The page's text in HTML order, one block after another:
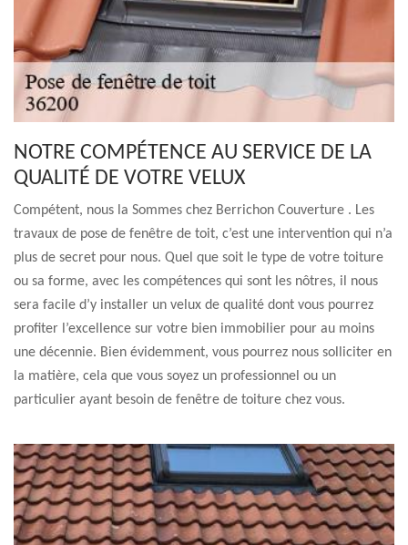
NOTRE COMPÉTENCE AU SERVICE DE LA
QUALITÉ DE VOTRE VELUX
Compétent, nous la Sommes chez Berrichon Couverture . Les
travaux de pose de fenêtre de toit, c’est une intervention qui n’a
plus de secret pour nous. Quel que soit le type de votre toiture
ou sa forme, avec les compétences qui sont les nôtres, il nous
sera facile d’y installer un velux de qualité dont vous pourrez
profiter l’excellence sur votre bien immobilier pour au moins
une décennie. Bien évidemment, vous pourrez nous solliciter en
la matière, cela que vous soyez un professionnel ou un
particulier ayant besoin de fenêtre de toiture chez vous.